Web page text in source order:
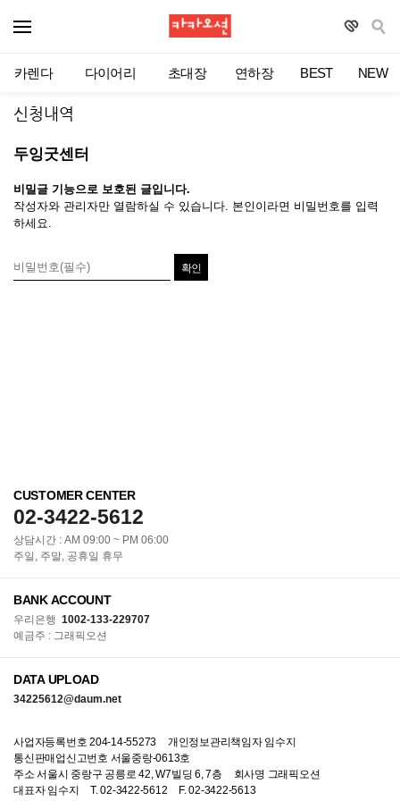
카렌다 다이어리 초대장 연하장 BEST NEW
신청내역
두잉굿센터
비밀글 기능으로 보호된 글입니다.
작성자와 관리자만 열람하실 수 있습니다. 본인이라면 비밀번호를 입력
하세요.
CUSTOMER CENTER
02-3422-5612
상담시간 : AM 09:00 ~ PM 06:00
주일, 주말, 공휴일 휴무
BANK ACCOUNT
우리은행 1002-133-229707
예금주 : 그래픽오션
DATA UPLOAD
34225612@daum.net
사업자등록번호 204-14-55273
개인정보관리책임자 임수지
통신판매업신고번호 서울중랑-0613호
주소 서울시 중랑구 공릉로 42, W7빌딩 6, 7층
회사명 그래픽오션
대표자 임수지
T. 02-3422-5612
F. 02-3422-5613